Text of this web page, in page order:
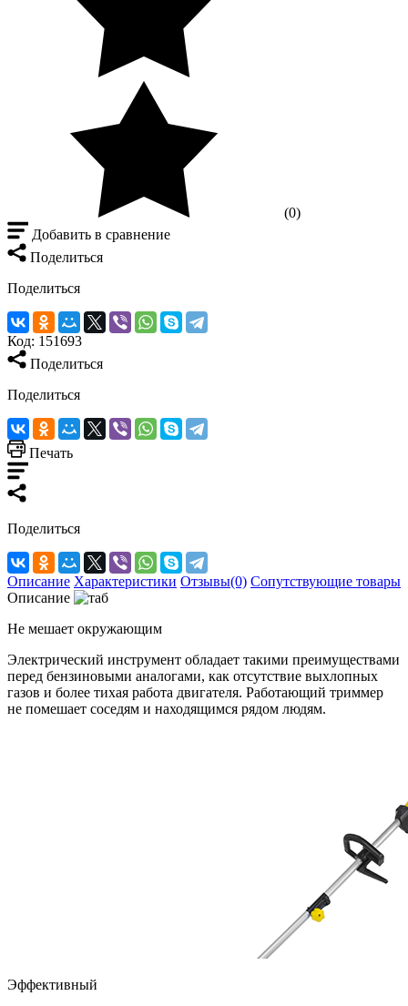
(0)
Добавить в сравнение
Поделиться
Поделиться
Код: 151693
Поделиться
Поделиться
Печать
Поделиться
Описание Характеристики Отзывы(0) Сопутствующие товары
Описание
Не мешает окружающим
Электрический инструмент обладает такими преимуществами
перед бензиновыми аналогами, как отсутствие выхлопных
газов и более тихая работа двигателя. Работающий триммер
не помешает соседям и находящимся рядом людям.
Эффективный